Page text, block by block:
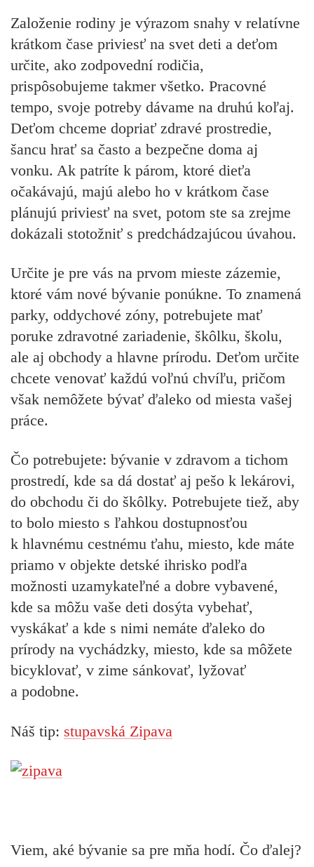
Založenie rodiny je výrazom snahy v relatívne
krátkom čase priviesť na svet deti a deťom
určite, ako zodpovední rodičia,
prispôsobujeme takmer všetko. Pracovné
tempo, svoje potreby dávame na druhú koľaj.
Deťom chceme dopriať zdravé prostredie,
šancu hrať sa často a bezpečne doma aj
vonku. Ak patríte k párom, ktoré dieťa
očakávajú, majú alebo ho v krátkom čase
plánujú priviesť na svet, potom ste sa zrejme
dokázali stotožniť s predchádzajúcou úvahou.
Určite je pre vás na prvom mieste zázemie,
ktoré vám nové bývanie ponúkne. To znamená
parky, oddychové zóny, potrebujete mať
poruke zdravotné zariadenie, škôlku, školu,
ale aj obchody a hlavne prírodu. Deťom určite
chcete venovať každú voľnú chvíľu, pričom
však nemôžete bývať ďaleko od miesta vašej
práce.
Čo potrebujete: bývanie v zdravom a tichom
prostredí, kde sa dá dostať aj pešo k lekárovi,
do obchodu či do škôlky. Potrebujete tiež, aby
to bolo miesto s ľahkou dostupnosťou
k hlavnému cestnému ťahu, miesto, kde máte
priamo v objekte detské ihrisko podľa
možnosti uzamykateľné a dobre vybavené,
kde sa môžu vaše deti dosýta vybehať,
vyskákať a kde s nimi nemáte ďaleko do
prírody na vychádzky, miesto, kde sa môžete
bicyklovať, v zime sánkovať, lyžovať
a podobne.
Náš tip: stupavská Zipava
Viem, aké bývanie sa pre mňa hodí. Čo ďalej?